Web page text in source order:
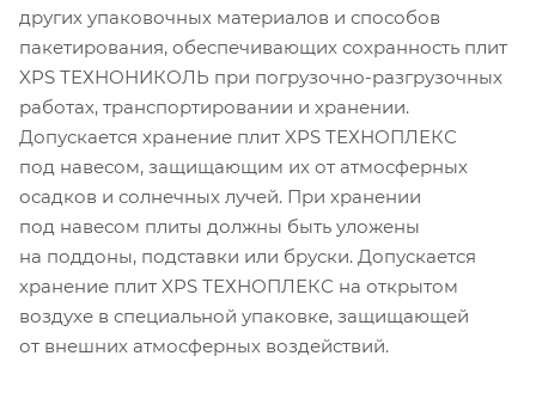
других упаковочных материалов и способов
пакетирования, обеспечивающих сохранность плит
XPS ТЕХНОНИКОЛЬ при погрузочно-разгрузочных
работах, транспортировании и хранении.
Допускается хранение плит XPS ТЕХНОПЛЕКС
под навесом, защищающим их от атмосферных
осадков и солнечных лучей. При хранении
под навесом плиты должны быть уложены
на поддоны, подставки или бруски. Допускается
хранение плит XPS ТЕХНОПЛЕКС на открытом
воздухе в специальной упаковке, защищающей
от внешних атмосферных воздействий.